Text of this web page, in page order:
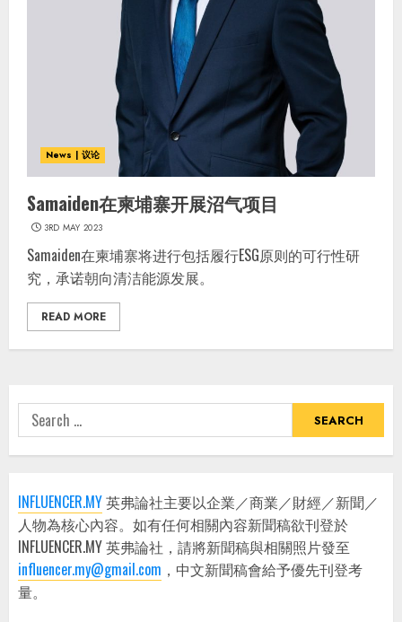
News | 议论
Samaiden在柬埔寨开展沼气项目
3RD MAY 2023
Samaiden在柬埔寨将进行包括履行ESG原则的可行性研
究，承诺朝向清洁能源发展。
READ MORE
Search
for:
INFLUENCER.MY英弗論社主要以企業／商業／財經／新聞／
人物為核心內容。如有任何相關內容新聞稿欲刊登於
INFLUENCER.MY 英弗論社，請將新聞稿與相關照片發至
influencer.my@gmail.com ，中文新聞稿會給予優先刊登考
量。